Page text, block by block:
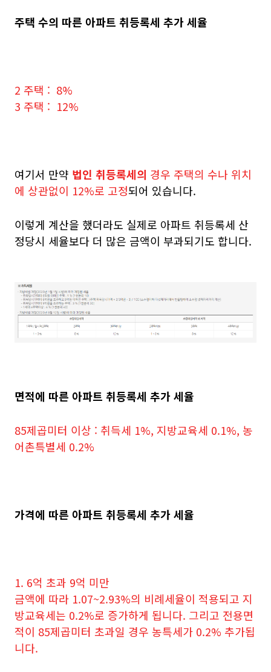
주택 수의 따른 아파트 취등록세 추가 세율
2 주택 : 8%
3 주택 : 12%
여기서 만약 법인 취등록세의 경우 주택의 수나 위치
에 상관없이 12%로 고정되어 있습니다.
이렇게 계산을 했더라도 실제로 아파트 취등록세 산
정당시 세율보다 더 많은 금액이 부과되기도 합니다.
면적에 따른 아파트 취등록세 추가 세율
85제곱미터 이상 : 취득세 1%, 지방교육세 0.1%, 농
어촌특별세 0.2%
가격에 따른 아파트 취등록세 추가 세율
1. 6억 초과 9억 미만
금액에 따라 1.07~2.93%의 비례세율이 적용되고 지
방교육세는 0.2%로 증가하게 됩니다. 그리고 전용면
적이 85제곱미터 초과일 경우 농특세가 0.2% 추가됩
니다.